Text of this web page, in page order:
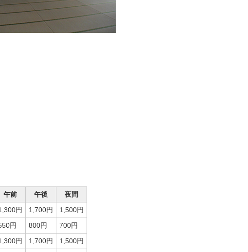
午前 午後
夜間
円 1,700円
1,500円
円 800円
700円
円 1,700円
1,500円